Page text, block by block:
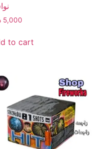
5,000
to cart